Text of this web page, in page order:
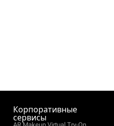
Корпоративные
сервисы